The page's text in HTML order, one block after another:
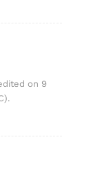
on 9